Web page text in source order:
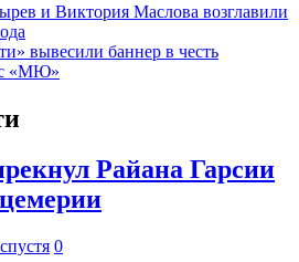
и Виктория Маслова возглавили
вывесили баннер в честь
с «МЮ»
Райана Гарсии
0